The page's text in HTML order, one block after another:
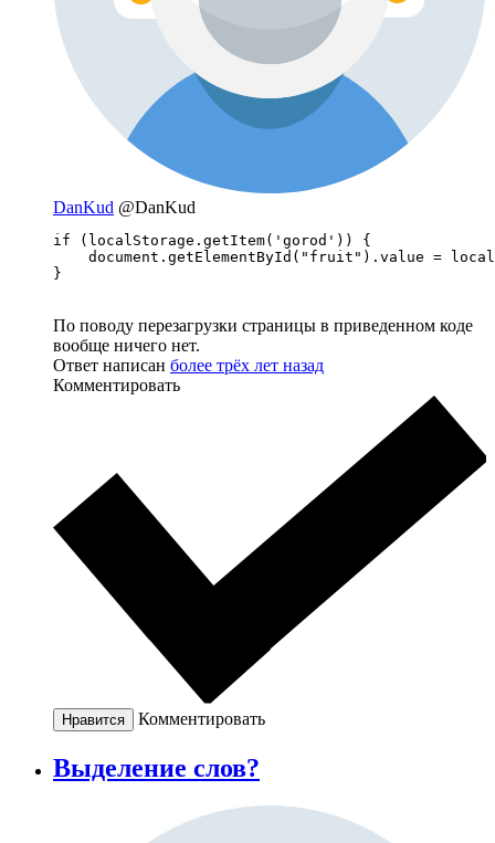
DanKud @DanKud
if (localStorage.getItem('gorod')) {
document.getElementById("fruit").value =
}
По поводу перезагрузки страницы в приведенном коде
вообще ничего нет.
Ответ написан более трёх лет назад
Комментировать
Нравится Комментировать
Выделение слов?